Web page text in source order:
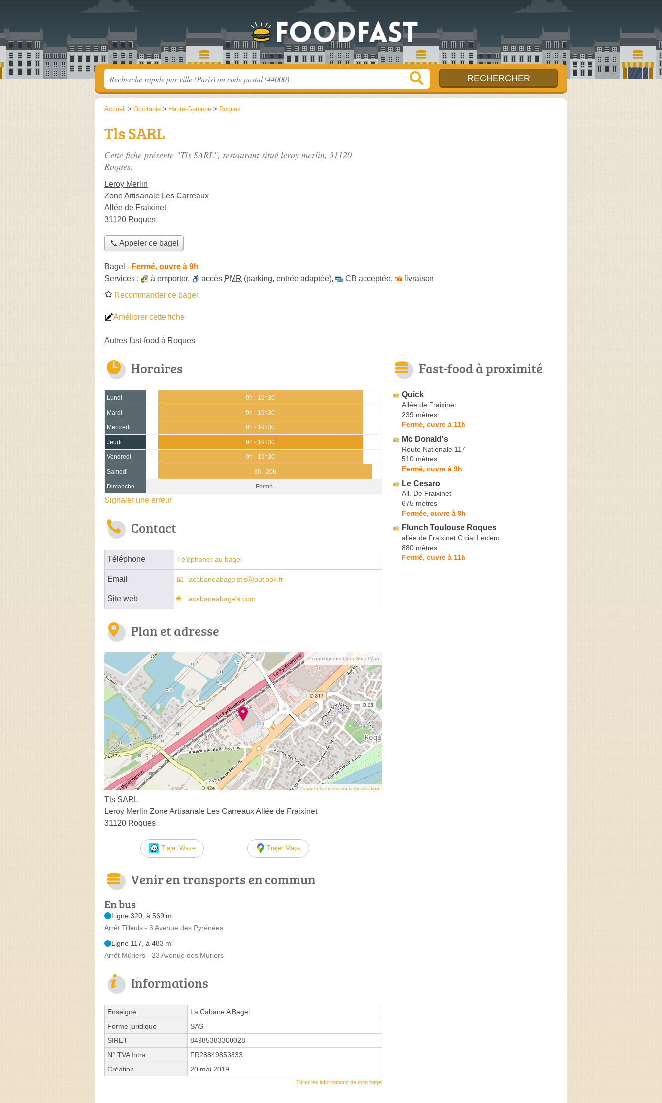
Accueil > Occitanie > Haute-Garonne > Roques
Tls SARL
Cette fiche présente "Tls SARL", restaurant situé leroy merlin, 31120
Roques.
Leroy Merlin
Zone Artisanale Les Carreaux
Allée de Fraixinet
31120 Roques
📞 Appeler ce bagel
Bagel - Fermé, ouvre à 9h
Services :
à emporter, accès PMR (parking, entrée adaptée), CB acceptée,
livraison
Recommander ce bagel
Améliorer cette fiche
Autres fast-food à Roques
Horaires
Lundi 9h - 19h30
Mardi 9h - 19h30
Mercredi 9h - 19h30
Jeudi 9h - 19h30
Vendredi 9h - 19h30
Samedi 9h - 20h
Dimanche Fermé
Signaler une erreur
Contact
Téléphone Téléphoner au bagel
Email lacabaneabagelstlsⓐoutlook.fr
Site web lacabaneabagels.com
Plan et adresse
© contributeurs OpenStreetMap
Corriger l’adresse ou la localisation
Tls SARL
Leroy Merlin Zone Artisanale Les Carreaux Allée de Fraixinet
31120 Roques
Trajet Waze Trajet Maps
Venir en transports en commun
En bus
Ligne 320, à 569 m
Arrêt Tilleuls - 3 Avenue des Pyrénées
Ligne 117, à 483 m
Arrêt Mûriers - 23 Avenue des Muriers
Informations
Enseigne
La Cabane A Bagel
Forme juridique
SAS
SIRET
84985383300028
N° TVA Intra.
FR28849853833
Création
20 mai 2019
Éditer les informations de mon bagel
Fast-food à proximité
Quick
Allée de Fraixinet
239 mètres
Fermé, ouvre à 11h
Mc Donald's
Route Nationale 117
510 mètres
Fermé, ouvre à 9h
Le Cesaro
All. De Fraixinet
675 mètres
Fermée, ouvre à 9h
Flunch Toulouse Roques
allée de Fraixinet C.cial Leclerc
880 mètres
Fermé, ouvre à 11h